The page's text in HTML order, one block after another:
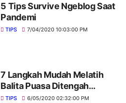
5 Tips Survive Ngeblog Saat
Pandemi
TIPS 7/04/2020 10:03:00 PM
7 Langkah Mudah Melatih
Balita Puasa Ditengah
Pandemi Covid-19
TIPS 6/05/2020 02:32:00 PM